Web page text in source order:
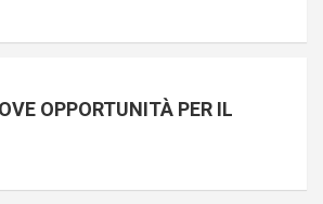
OPPORTUNITÀ PER IL